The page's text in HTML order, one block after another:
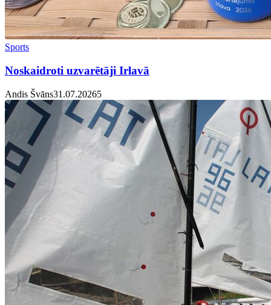
Sports
Noskaidroti uzvarētāji Irlavā
Andis Švāns31.07.20265